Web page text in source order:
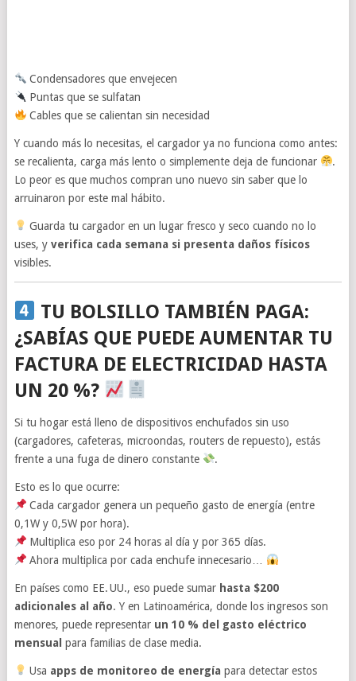
Condensadores que envejecen
Puntas que se sulfatan
Cables que se calientan sin necesidad
Y cuando más lo necesitas, el cargador ya no funciona como antes:
se recalienta, carga más lento o simplemente deja de funcionar
.
Lo peor es que muchos compran uno nuevo sin saber que lo
arruinaron por este mal hábito.
Guarda tu cargador en un lugar fresco y seco cuando no lo
uses, y verifica cada semana si presenta daños físicos
visibles.
TU BOLSILLO TAMBIÉN PAGA:
¿SABÍAS QUE PUEDE AUMENTAR TU
FACTURA DE ELECTRICIDAD HASTA
UN 20 %?
Si tu hogar está lleno de dispositivos enchufados sin uso
(cargadores, cafeteras, microondas, routers de repuesto), estás
frente a una fuga de dinero constante
.
Esto es lo que ocurre:
Cada cargador genera un pequeño gasto de energía (entre
0,1W y 0,5W por hora).
Multiplica eso por 24 horas al día y por 365 días.
Ahora multiplica por cada enchufe innecesario…
En países como EE. UU., eso puede sumar hasta $200
adicionales al año. Y en Latinoamérica, donde los ingresos son
menores, puede representar un 10 % del gasto eléctrico
mensual para familias de clase media.
Usa apps de monitoreo de energía para detectar estos